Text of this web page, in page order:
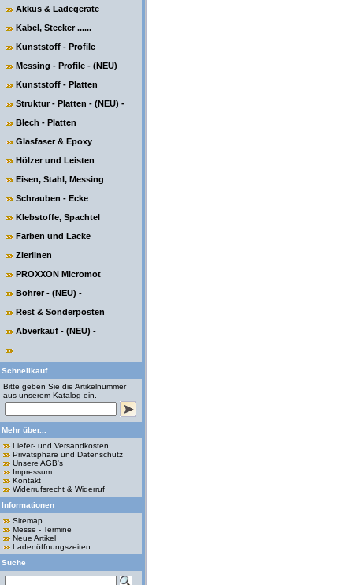
Akkus & Ladegeräte
Kabel, Stecker ......
Kunststoff - Profile
Messing - Profile - (NEU)
Kunststoff - Platten
Struktur - Platten - (NEU) -
Blech - Platten
Glasfaser & Epoxy
Hölzer und Leisten
Eisen, Stahl, Messing
Schrauben - Ecke
Klebstoffe, Spachtel
Farben und Lacke
Zierlinen
PROXXON Micromot
Bohrer - (NEU) -
Rest & Sonderposten
Abverkauf - (NEU) -
Schnellkauf
Bitte geben Sie die Artikelnummer
aus unserem Katalog ein.
Mehr über...
Liefer- und Versandkosten
Privatsphäre und Datenschutz
Unsere AGB's
Impressum
Kontakt
Widerrufsrecht & Widerruf
Informationen
Sitemap
Messe - Termine
Neue Artikel
Ladenöffnungszeiten
Suche